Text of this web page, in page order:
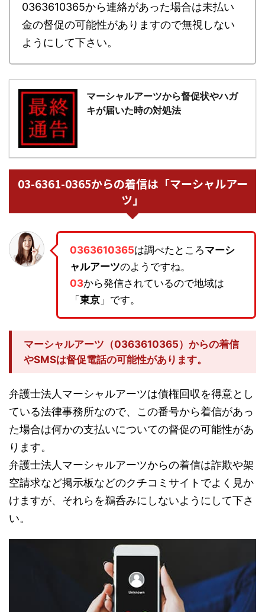
0363610365から連絡があった場合は未払い
金の督促の可能性がありますので無視しない
ようにして下さい。
マーシャルアーツから督促状やハガ
キが届いた時の対処法
03-6361-0365からの着信は「マーシャルアー
ツ」
0363610365は調べたところマーシ
ャルアーツのようですね。
03から発信されているので地域は
「 東京 」です。
マーシャルアーツ（0363610365）からの着信
やSMSは督促電話の可能性があります。
弁護士法人マーシャルアーツは債権回収を得意とし
ている法律事務所なので、この番号から着信があっ
た場合は何かの支払いについての督促の可能性があ
ります。
弁護士法人マーシャルアーツからの着信は詐欺や架
空請求など掲示板などのクチコミサイトでよく見か
けますが、それらを鵜呑みにしないようにして下さ
い。